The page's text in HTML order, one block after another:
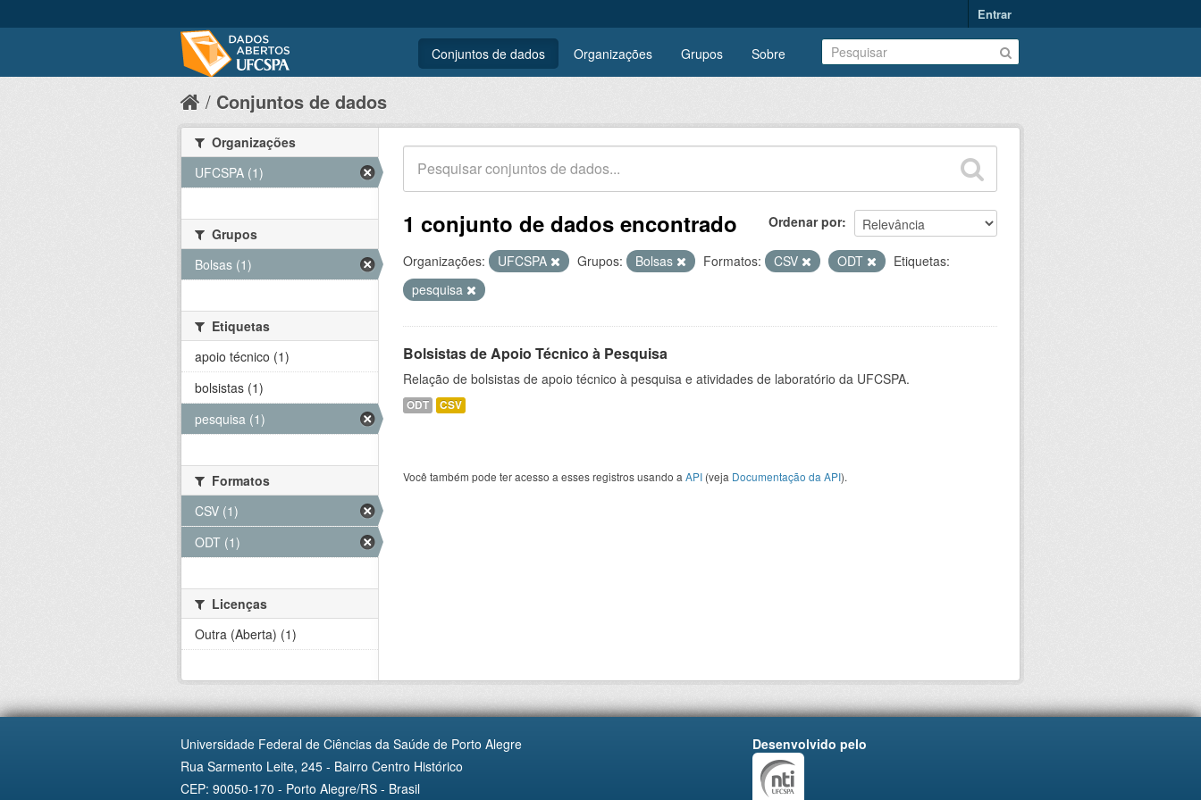
Entrar
Conjuntos de dados Organizações Grupos Sobre
Conjuntos de dados
Ordenar por
1 conjunto de dados encontrado
Organizações: UFCSPA Grupos: Bolsas Formatos: CSV ODT
Etiquetas:
pesquisa
Bolsistas de Apoio Técnico à Pesquisa
Relação de bolsistas de apoio técnico à pesquisa e atividades de laboratório da UFCSPA.
ODT CSV
Você também pode ter acesso a esses registros usando a API (veja Documentação da API).
Organizações
UFCSPA (1)
Grupos
Bolsas (1)
Etiquetas
apoio técnico (1)
bolsistas (1)
pesquisa (1)
Formatos
CSV (1)
ODT (1)
Licenças
Outra (Aberta) (1)
Universidade Federal de Ciências da Saúde de Porto Alegre
Rua Sarmento Leite, 245 - Bairro Centro Histórico
CEP: 90050-170 - Porto Alegre/RS - Brasil
Desenvolvido pelo